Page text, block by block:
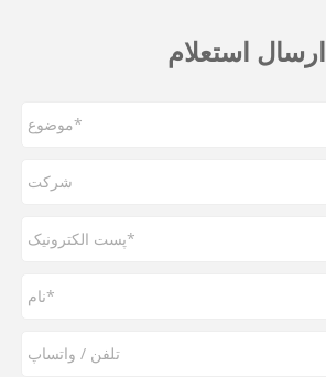
ارسال استعلام